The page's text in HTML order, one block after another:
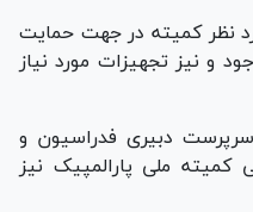
نظر کمیته در جهت حمایت
و نیز تجهیزات مورد نیاز
دبیری فدراسیون و
ملی پارالمپیک نیز